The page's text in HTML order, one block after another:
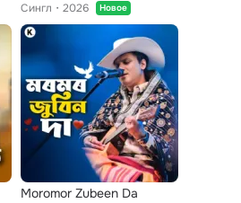
Сингл
2026 Новое
Moromor Zubeen Da